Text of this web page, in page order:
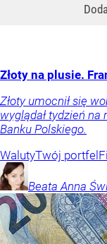
Złoty na plusie.
Złoty umocnił się
wyglądał tydzień
Banku Polskiego.
WalutyTwój portfel
Beata Anna